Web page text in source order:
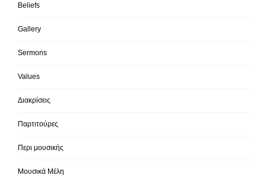
Beliefs
Gallery
Sermons
Values
Διακρίσεις
Παρτιτούρες
Περι μουσικής
Μουσικά Μέλη